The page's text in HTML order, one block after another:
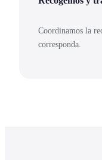
Coordinamos la
corresponda.